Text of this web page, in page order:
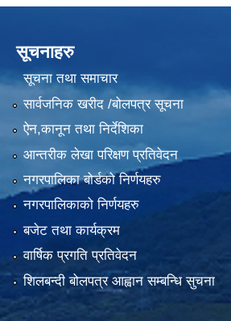
सूचनाहरु
सूचना तथा समाचार
सार्वजनिक खरीद /बोलपत्र सूचना
ऐन,कानून तथा निर्देशिका
आन्तरीक लेखा परिक्षण प्रतिवेदन
नगरपालिका बोर्डको निर्णयहरु
नगरपालिकाको निर्णयहरु
बजेट तथा कार्यक्रम
वार्षिक प्रगति प्रतिवेदन
शिलबन्दी बोलपत्र आह्वान सम्बन्धि सुचना